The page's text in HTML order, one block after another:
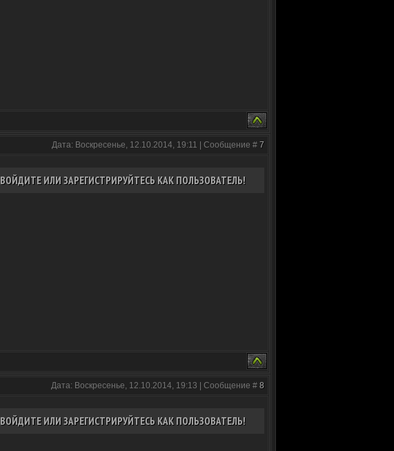
Дата: Воскресенье, 12.10.2014, 19:11 | Сообщение # 7
ВОЙДИТЕ ИЛИ ЗАРЕГИСТРИРУЙТЕСЬ КАК ПОЛЬЗОВАТЕЛЬ!
Дата: Воскресенье, 12.10.2014, 19:13 | Сообщение # 8
ВОЙДИТЕ ИЛИ ЗАРЕГИСТРИРУЙТЕСЬ КАК ПОЛЬЗОВАТЕЛЬ!